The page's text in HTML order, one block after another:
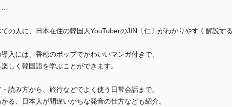
の人に、日本在住の韓国人YouTuberのJIN〔仁〕がわかりやすく解説す
入には、香穂のポップでかわいいマンガ付きで、
しく韓国語を学ぶことができます。
読み方から、旅行などでよく使う日常会話まで。
る、日本人が間違いがちな発音の仕方なども紹介。